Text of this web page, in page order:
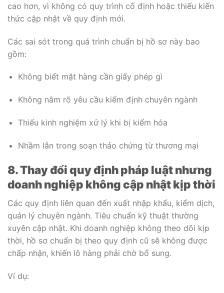
cao hơn, vì không có quy trình cố định hoặc thiếu kiến
thức cập nhật về quy định mới.
Các sai sót trong quá trình chuẩn bị hồ sơ này bao
gồm:
Không biết mặt hàng cần giấy phép gì
Không nắm rõ yêu cầu kiểm định chuyên ngành
Thiếu kinh nghiệm xử lý khi bị kiểm hóa
Nhầm lẫn trong soạn thảo chứng từ thương mại
8. Thay đổi quy định pháp luật nhưng
doanh nghiệp không cập nhật kịp thời
Các quy định liên quan đến xuất nhập khẩu, kiểm dịch,
quản lý chuyên ngành. Tiêu chuẩn kỹ thuật thường
xuyên cập nhật. Khi doanh nghiệp không theo dõi kịp
thời, hồ sơ chuẩn bị theo quy định cũ sẽ không được
chấp nhận, khiến lô hàng phải chờ bổ sung.
Ví dụ: